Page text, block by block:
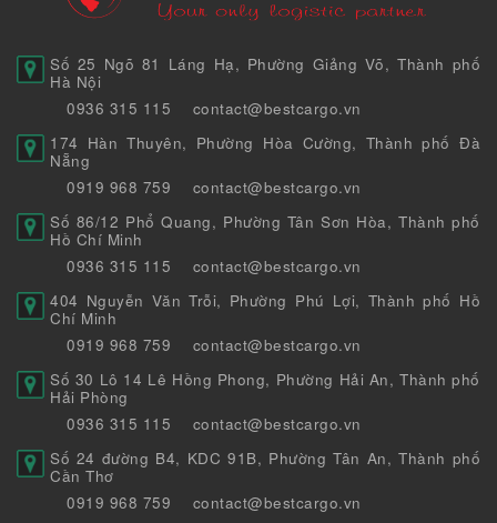
Số 25 Ngõ 81 Láng Hạ, Phường Giảng Võ, Thành phố
Hà Nội
0936 315 115
contact@bestcargo.vn
174 Hàn Thuyên, Phường Hòa Cường, Thành phố Đà
Nẵng
0919 968 759
contact@bestcargo.vn
Số 86/12 Phổ Quang, Phường Tân Sơn Hòa, Thành phố
Hồ Chí Minh
0936 315 115
contact@bestcargo.vn
404 Nguyễn Văn Trỗi, Phường Phú Lợi, Thành phố Hồ
Chí Minh
0919 968 759
contact@bestcargo.vn
Số 30 Lô 14 Lê Hồng Phong, Phường Hải An, Thành phố
Hải Phòng
0936 315 115
contact@bestcargo.vn
Số 24 đường B4, KDC 91B, Phường Tân An, Thành phố
Cần Thơ
0919 968 759
contact@bestcargo.vn